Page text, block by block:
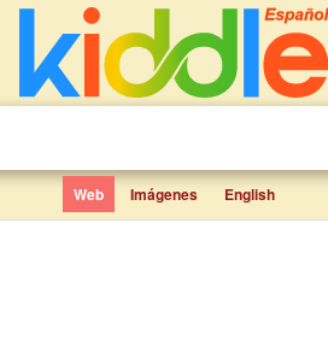
Web Imágenes English